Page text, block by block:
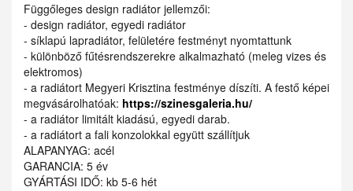
Függőleges design radiátor jellemzői:
- design radiátor, egyedi radiátor
- síklapú lapradiátor, felületére festményt nyomtattunk
- különböző fűtésrendszerekre alkalmazható (meleg vizes és
elektromos)
- a radiátort Megyeri Krisztina festménye díszíti. A festő képei
megvásárolhatóak: https://szinesgaleria.hu/
- a radiátor limitált kiadású, egyedi darab.
- a radiátort a fali konzolokkal együtt szállítjuk
ALAPANYAG: acél
GARANCIA: 5 év
GYÁRTÁSI IDŐ: kb 5-6 hét